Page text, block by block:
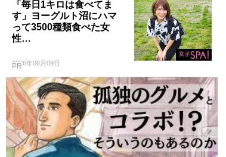
「毎日1キロは食べてま
す」ヨーグルト沼にハマ
って3500種類食べた女
性…
2026年06月09日
PR